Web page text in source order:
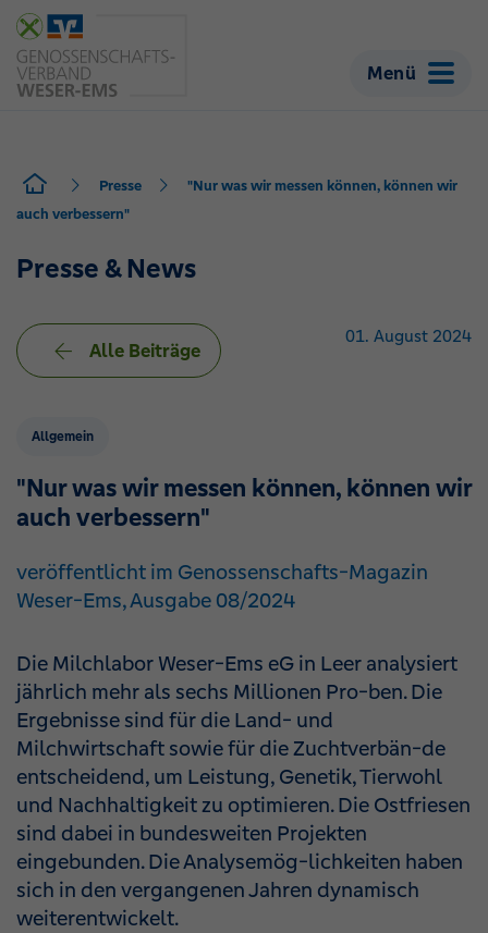
Menü
Presse
"Nur was wir messen können, können wir
auch verbessern"
Presse & News
Alle Beiträge
01. August 2024
Allgemein
"Nur was wir messen können, können wir
auch verbessern"
veröffentlicht im Genossenschafts-Magazin
Weser-Ems, Ausgabe 08/2024
Die Milchlabor Weser-Ems eG in Leer analysiert
jährlich mehr als sechs Millionen Pro-ben. Die
Ergebnisse sind für die Land- und
Milchwirtschaft sowie für die Zuchtverbän-de
entscheidend, um Leistung, Genetik, Tierwohl
und Nachhaltigkeit zu optimieren. Die Ostfriesen
sind dabei in bundesweiten Projekten
eingebunden. Die Analysemög-lichkeiten haben
sich in den vergangenen Jahren dynamisch
weiterentwickelt.